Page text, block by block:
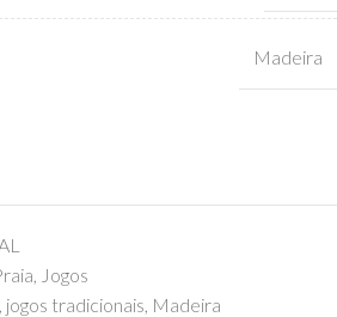
Madeira
, Jogos
, jogos tradicionais, Madeira